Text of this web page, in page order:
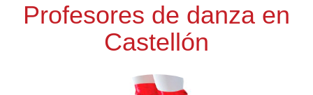
Profesores de danza en
Castellón